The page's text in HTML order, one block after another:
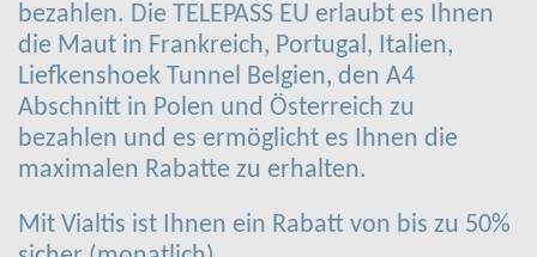
bezahlen. Die TELEPASS EU erlaubt es Ihnen
die Maut in Frankreich, Portugal, Italien,
Liefkenshoek Tunnel Belgien, den A4
Abschnitt in Polen und Österreich zu
bezahlen und es ermöglicht es Ihnen die
maximalen Rabatte zu erhalten.
Mit Vialtis ist Ihnen ein Rabatt von bis zu 50%